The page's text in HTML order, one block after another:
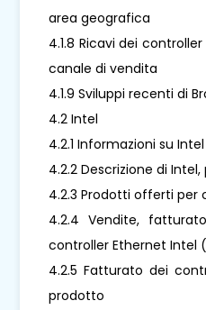
area geografica
4.1.8 Ricavi dei
canale di vendita
4.1.9 Sviluppi recenti di
4.2 Intel
4.2.1 Informazioni su
4.2.2 Descrizione di
4.2.3 Prodotti offerti per
4.2.4 Vendite,
controller Ethernet Intel
4.2.5 Fatturato dei
prodotto